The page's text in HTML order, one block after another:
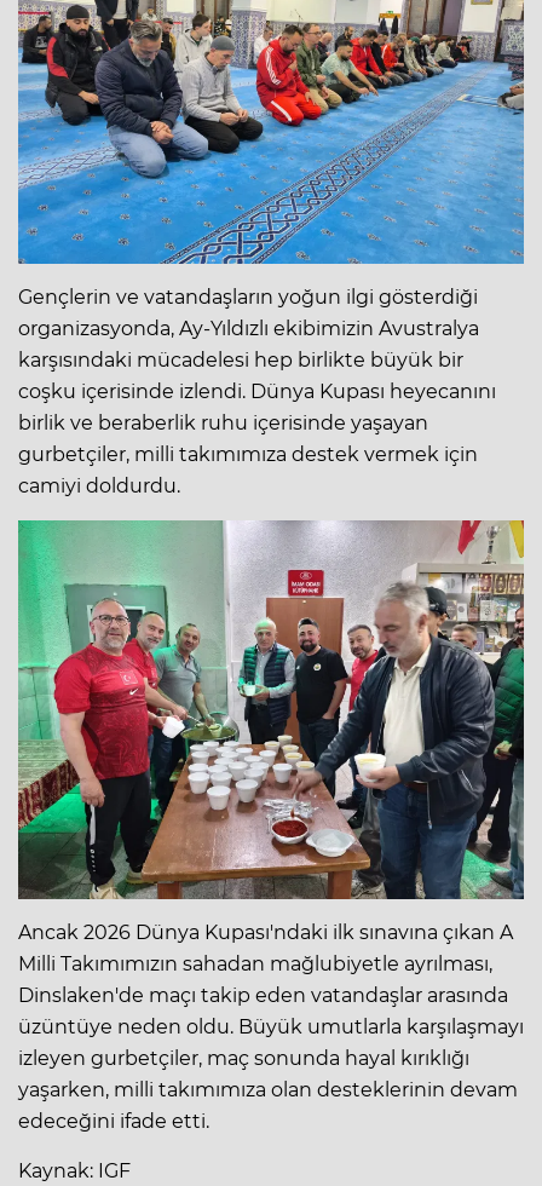
Gençlerin ve vatandaşların yoğun ilgi gösterdiği
organizasyonda, Ay-Yıldızlı ekibimizin Avustralya
karşısındaki mücadelesi hep birlikte büyük bir
coşku içerisinde izlendi. Dünya Kupası heyecanını
birlik ve beraberlik ruhu içerisinde yaşayan
gurbetçiler, milli takımımıza destek vermek için
camiyi doldurdu.
Ancak 2026 Dünya Kupası'ndaki ilk sınavına çıkan A
Milli Takımımızın sahadan mağlubiyetle ayrılması,
Dinslaken'de maçı takip eden vatandaşlar arasında
üzüntüye neden oldu. Büyük umutlarla karşılaşmayı
izleyen gurbetçiler, maç sonunda hayal kırıklığı
yaşarken, milli takımımıza olan desteklerinin devam
edeceğini ifade etti.
Kaynak: IGF